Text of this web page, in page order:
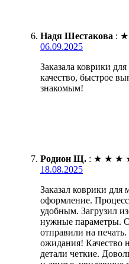
Надя Шестакова : ★
06.09.2025
Заказала коврики
качество, быстрое
знакомым!
Родион Щ. : ★ ★ ★
18.08.2025
Заказал коврики
оформление.
удобным. Загрузил
нужные параметры.
отправили на печать.
ожидания! Качество
детали четкие.